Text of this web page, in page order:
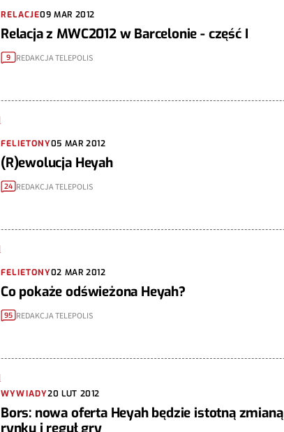
RELACJE09 MAR 2012
Relacja z MWC2012 w Barcelonie - część I
9 REDAKCJA TELEPOLIS
FELIETONY05 MAR 2012
(R)ewolucja Heyah
24 REDAKCJA TELEPOLIS
FELIETONY02 MAR 2012
Co pokaże odświeżona Heyah?
95 REDAKCJA TELEPOLIS
WYWIADY20 LUT 2012
Bors: nowa oferta Heyah będzie istotną zmianą
rynku i reguł gry